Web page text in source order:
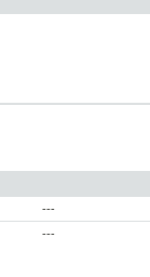
---
---